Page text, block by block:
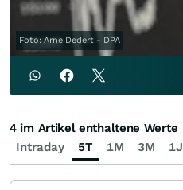
Foto: Arne Dedert - DPA
Intraday 5T 1M 3M 1J
4 im Artikel enthaltene Werte